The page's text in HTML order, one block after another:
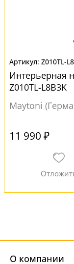
Z010TL-
Интерьерная
Z010TL-L8B3K
Maytoni
11 990 ₽
О компании